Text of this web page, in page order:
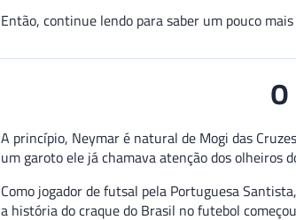
Então, continue lendo para saber um pouco
A princípio, Neymar é natural de Mogi das
um garoto ele já chamava atenção dos olheiros
Como jogador de futsal pela Portuguesa
a história do craque do Brasil no futebol